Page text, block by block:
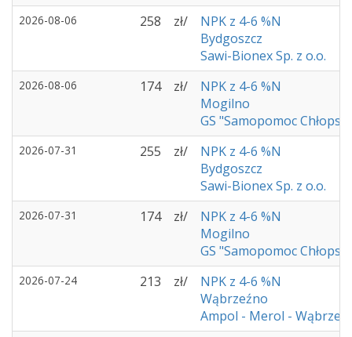
2026-08-06 258 zł/
NPK z 4-6 %N
Bydgoszcz
Sawi-Bionex Sp. z o.o.
2026-08-06 174 zł/
NPK z 4-6 %N
Mogilno
GS "Samopomoc
2026-07-31 255 zł/
NPK z 4-6 %N
Bydgoszcz
Sawi-Bionex Sp. z o.o.
2026-07-31 174 zł/
NPK z 4-6 %N
Mogilno
GS "Samopomoc
2026-07-24 213 zł/
NPK z 4-6 %N
Wąbrzeźno
Ampol - Merol -